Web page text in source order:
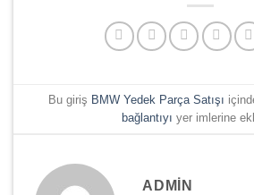
Bu giriş BMW Yedek Parça Satışı
bağlantıyı yer imlerine
ADMIN